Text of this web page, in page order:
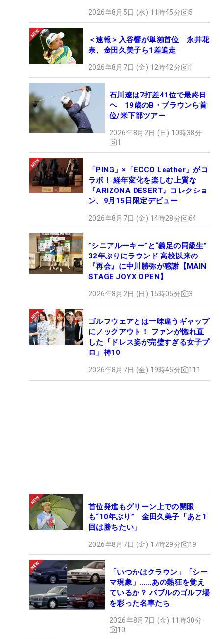
2026年8月5日 (水) 11時45分 5
＜速報＞入谷響が単独首位 永井花
奈、金田久美子ら1差追走
2026年8月7日 (金) 12時42分 1
石川遼は7打差41位で最終日
ヘ 19歳のB・ブラウンら首
位/米下部ツアー
2026年8月2日 (日) 10時38分
1
「PING」×「ECCO Leather」がコ
ラボ！ 経年変化を楽しむ上質な
『ARIZONA DESERT』コレクショ
ン、9月15日限定デビュー
2026年8月7日 (金) 14時28分 64
”シニアルーキー”と“義足の同級生”
32年ぶりにラウンド 高校以来の
『再会』に中川勝弥が感謝【MAIN
STAGE JOYX OPEN】
2026年8月2日 (日) 15時05分 3
ゴルフウェアとは一味違うギャップ
にノックアウト！ ファンが惚れ直
した「ドレス姿が完璧すぎる女子プ
ロ」神10
2026年8月7日 (金) 19時45分 111
首位発進もグリーン上での開眼
も“10年ぶり” 金田久美子「あと1
回は勝ちたい」
2026年8月7日 (金) 17時29分 19
「いつかはクラウン」「シー
マ現象」……あの熱狂を覚え
ているか？ バブルのゴルフ場
を彩った名車たち
2026年8月7日 (金) 11時30分
10